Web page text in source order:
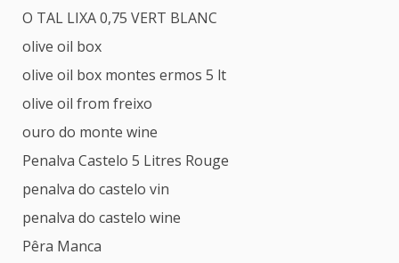
O TAL LIXA 0,75 VERT BLANC
olive oil box
olive oil box montes ermos 5 lt
olive oil from freixo
ouro do monte wine
Penalva Castelo 5 Litres Rouge
penalva do castelo vin
penalva do castelo wine
Pêra Manca